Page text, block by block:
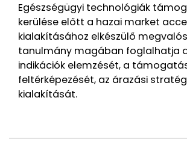
Egészségügyi technológiák
kerülése előtt a hazai market
kialakításához elkészülő
tanulmány magában foglalhatja
indikációk elemzését, a
feltérképezését, az árazási
kialakítását.